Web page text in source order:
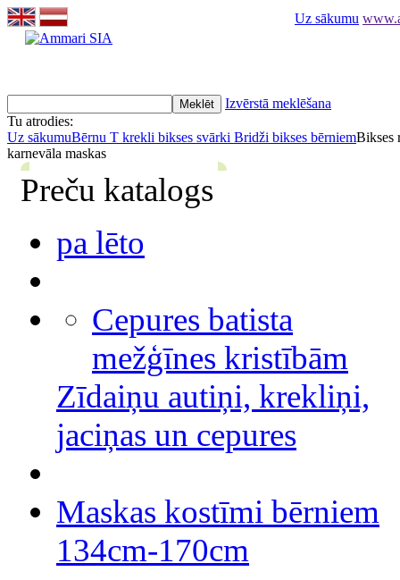
Uz sākumu
Izvērstā meklēšana
Tu atrodies:
Uz sākumuBērnu T krekli bikses svārki Bridži bikses bērniemBikses
karnevāla maskas
Preču katalogs
pa lēto
Cepures batista
mežģīnes kristībām
Zīdaiņu autiņi, krekliņi,
jaciņas un cepures
Maskas kostīmi bērniem
134cm-170cm